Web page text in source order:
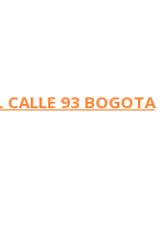
CALLE 93 BOGOTA